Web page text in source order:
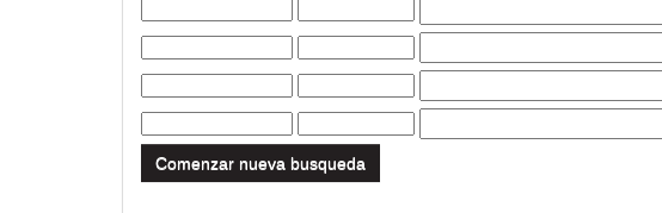
Comenzar nueva busqueda